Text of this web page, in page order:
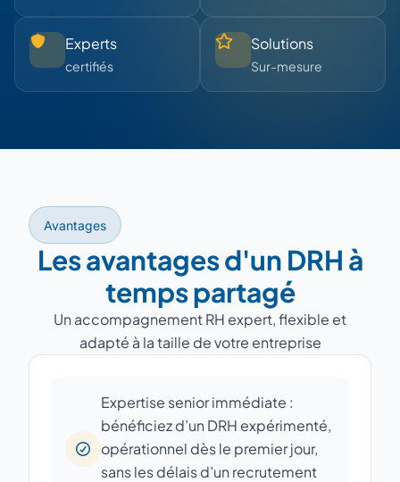
Experts
certifiés
Solutions
Sur-mesure
Avantages
Les avantages d'un DRH à
temps partagé
Un accompagnement RH expert, flexible et
adapté à la taille de votre entreprise
Expertise senior immédiate :
bénéficiez d’un DRH expérimenté,
opérationnel dès le premier jour,
sans les délais d’un recrutement